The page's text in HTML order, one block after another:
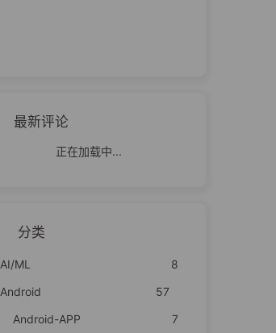
最新评论
正在加载中...
分类
AI/ML
8
Android
57
Android-APP
7